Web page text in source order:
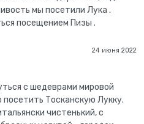
мы посетили Лука .
посещением Пизы .
24 июня 2022
с шедеврами мировой
Тосканскую Лукку.
чистенький, с